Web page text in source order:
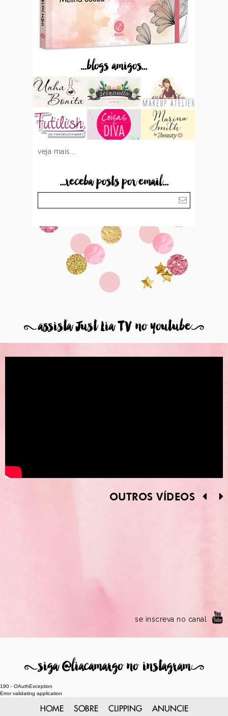
...blogs amigos...
veja mais...
...receba posts por email...
8assista Just Lia TV no youtube9
OUTROS VÍDEOS
se inscreva no canal
8siga @liacamargo no instagram9
190 - OAuthException
Error validating application
HOME SOBRE CLIPPING ANUNCIE